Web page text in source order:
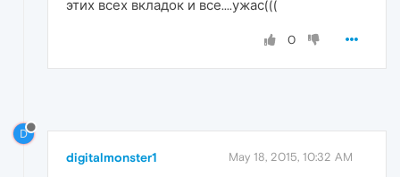
этих всех вкладок и все....ужас(((
0
D
digitalmonster1 May 18, 2015, 10:32 AM